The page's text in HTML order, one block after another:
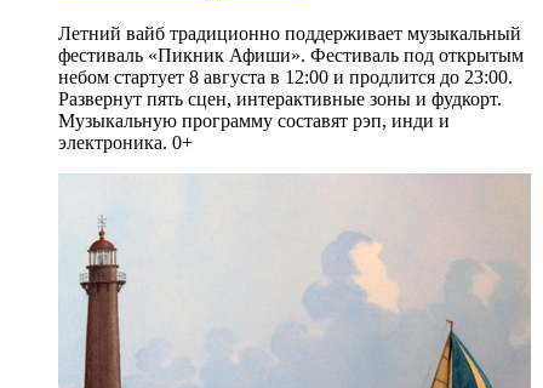
Летний вайб традиционно поддерживает музыкальный
фестиваль «Пикник Афиши». Фестиваль под открытым
небом стартует 8 августа в 12:00 и продлится до 23:00.
Развернут пять сцен, интерактивные зоны и фудкорт.
Музыкальную программу составят рэп, инди и
электроника. 0+